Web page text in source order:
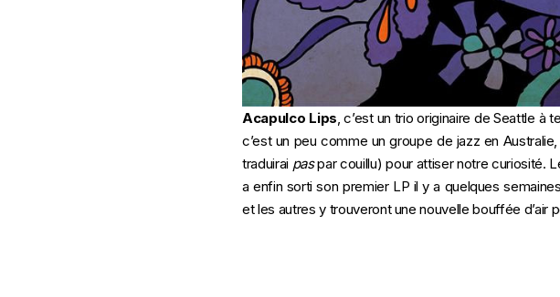
Acapulco Lips, c’est un trio originaire de Seattle à
c’est un peu comme un groupe de jazz en
traduirai paspar couillu) pour attiser notre curiosité.
a enfin sorti son premier LP il y a quelques
et les autres y trouveront une nouvelle bouffée d’air